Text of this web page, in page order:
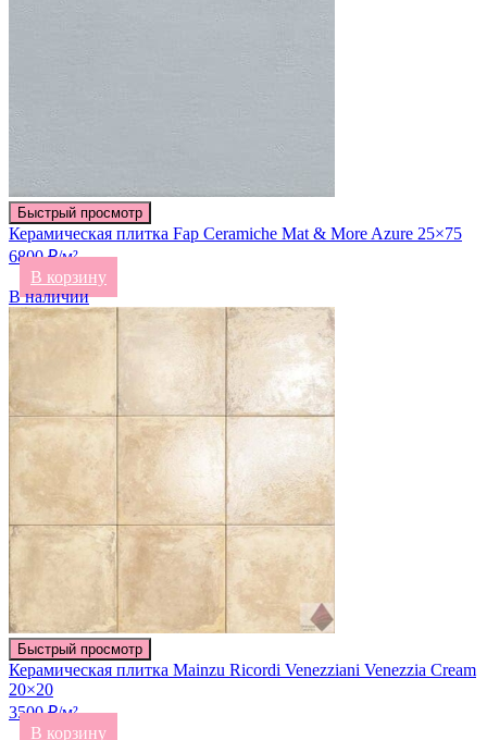
Быстрый просмотр
Керамическая плитка Fap Ceramiche Mat & More Azure 25×75
6800 ₽/м²
В корзину
В наличии
Быстрый просмотр
Керамическая плитка Mainzu Ricordi Venezziani Venezzia Cream
20×20
3500 ₽/м²
В корзину